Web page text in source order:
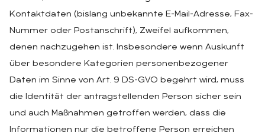
Kontaktdaten (bislang unbekannte E-Mail-Adresse, Fax-
Nummer oder Postanschrift), Zweifel aufkommen,
denen nachzugehen ist. Insbesondere wenn Auskunft
über besondere Kategorien personenbezogener
Daten im Sinne von Art. 9 DS-GVO begehrt wird, muss
die Identität der antragstellenden Person sicher sein
und auch Maßnahmen getroffen werden, dass die
Informationen nur die betroffene Person erreichen